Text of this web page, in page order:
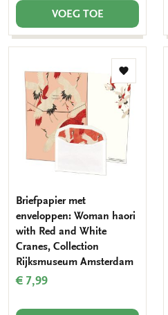
VOEG TOE
Toevoegen
aan
verlanglijst
Briefpapier met
enveloppen: Woman haori
with Red and White
Cranes, Collection
Rijksmuseum Amsterdam
€ 7,99